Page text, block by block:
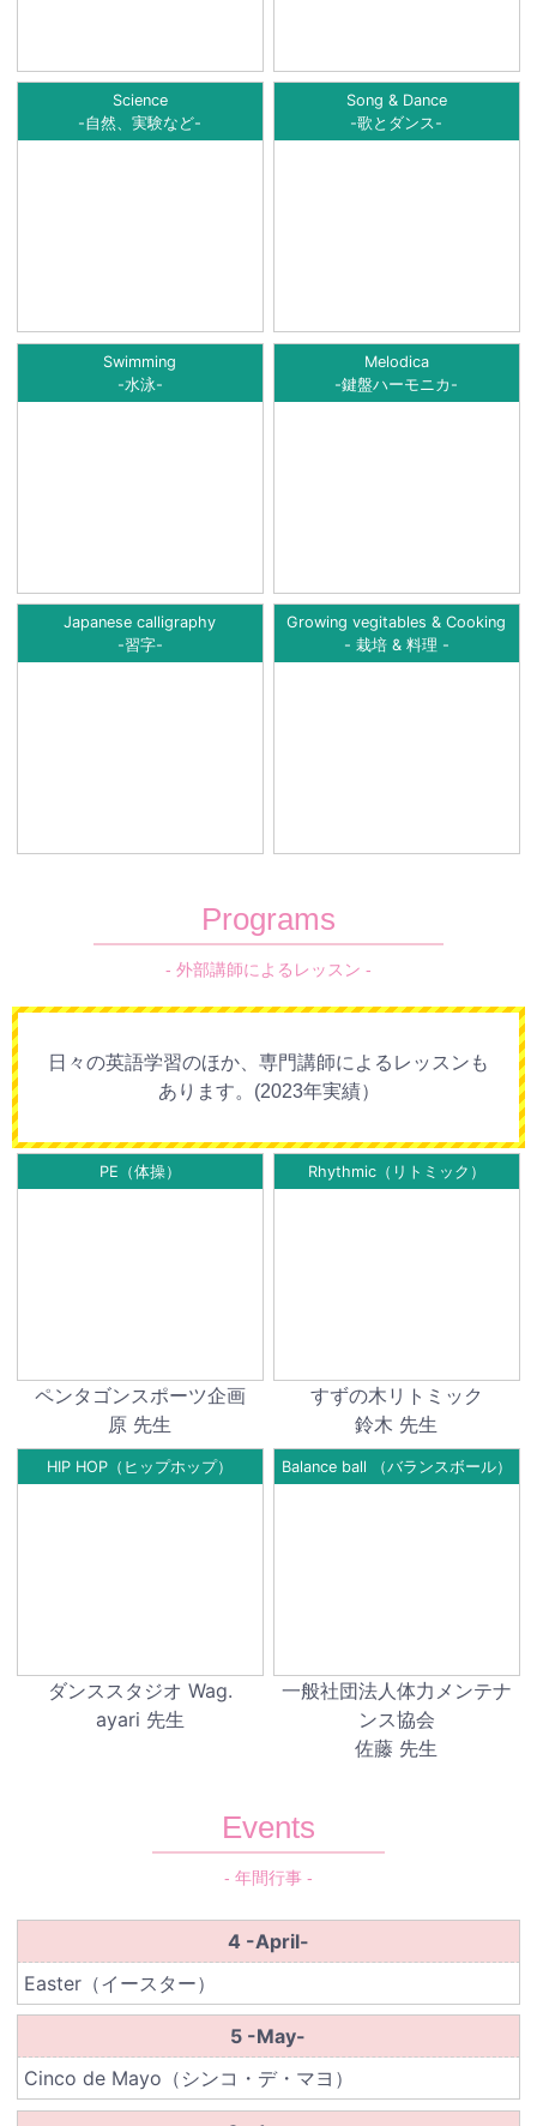
Science
-自然、実験など-
Song & Dance
-歌とダンス-
Swimming
-水泳-
Melodica
-鍵盤ハーモニカ-
Japanese calligraphy
-習字-
Growing vegitables & Cooking
- 栽培 & 料理 -
Programs
- 外部講師によるレッスン -
日々の英語学習のほか、専門講師によるレッスンも
あります。(2023年実績）
PE（体操）
ペンタゴンスポーツ企画
原 先生
Rhythmic（リトミック）
すずの木リトミック
鈴木 先生
HIP HOP（ヒップホップ）
ダンススタジオ Wag.
ayari 先生
Balance ball （バランスボール）
一般社団法人体力メンテナ
ンス協会
佐藤 先生
Events
- 年間行事 -
4 -April-
Easter（イースター）
5 -May-
Cinco de Mayo（シンコ・デ・マヨ）